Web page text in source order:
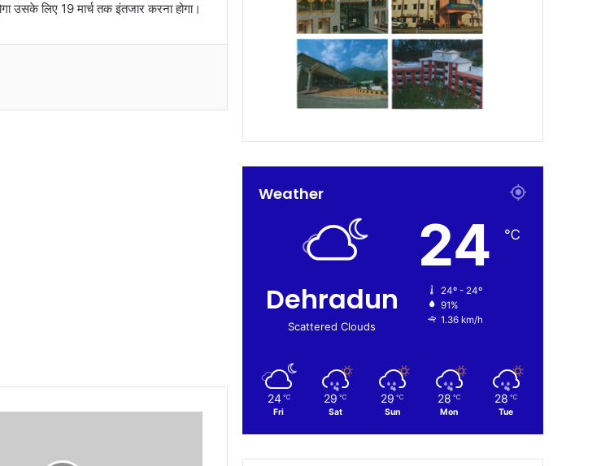
उसके लिए 19 मार्च तक इंतजार करना होगा।
Weather
Dehradun
Scattered Clouds
24 ℃
24º - 24º
91%
1.36 km/h
24 ℃
Fri
29 ℃
Sat
29 ℃
Sun
28 ℃
Mon
28 ℃
Tue